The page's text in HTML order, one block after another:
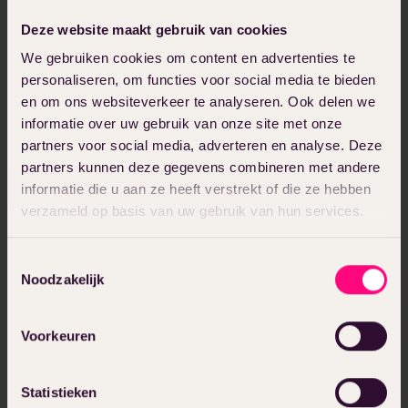
Deze website maakt gebruik van cookies
We gebruiken cookies om content en advertenties te
personaliseren, om functies voor social media te bieden
en om ons websiteverkeer te analyseren. Ook delen we
informatie over uw gebruik van onze site met onze
partners voor social media, adverteren en analyse. Deze
partners kunnen deze gegevens combineren met andere
informatie die u aan ze heeft verstrekt of die ze hebben
verzameld op basis van uw gebruik van hun services.
Noodzakelijk
Voorkeuren
Statistieken
Tip 1: Maak altijd unieke
wachtwoorden
Andersom gezegd, hergebruik nooit je
wachtwoorden. Van tijd tot tijd wordt er
een grote site gehackt en komen er
miljoenen gebruikersnamen en
deze combinaties op andere sites los te
laten hoef je niet eens een hacker te zijn.
slachtoffer van een hack wordt door
wachtzinnen– te gebruiken.